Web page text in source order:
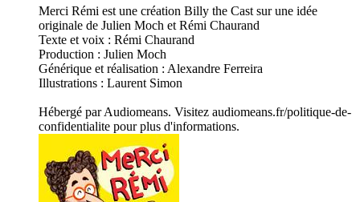
Merci Rémi est une création Billy the Cast sur une idée
originale de Julien Moch et Rémi Chaurand
Texte et voix : Rémi Chaurand
Production : Julien Moch
Générique et réalisation : Alexandre Ferreira
Illustrations : Laurent Simon
Hébergé par Audiomeans. Visitez audiomeans.fr/politique-de-
confidentialite pour plus d'informations.